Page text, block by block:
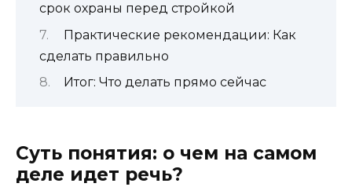
срок охраны перед стройкой
Практические рекомендации: Как
сделать правильно
Итог: Что делать прямо сейчас
Суть понятия: о чем на самом
деле идет речь?